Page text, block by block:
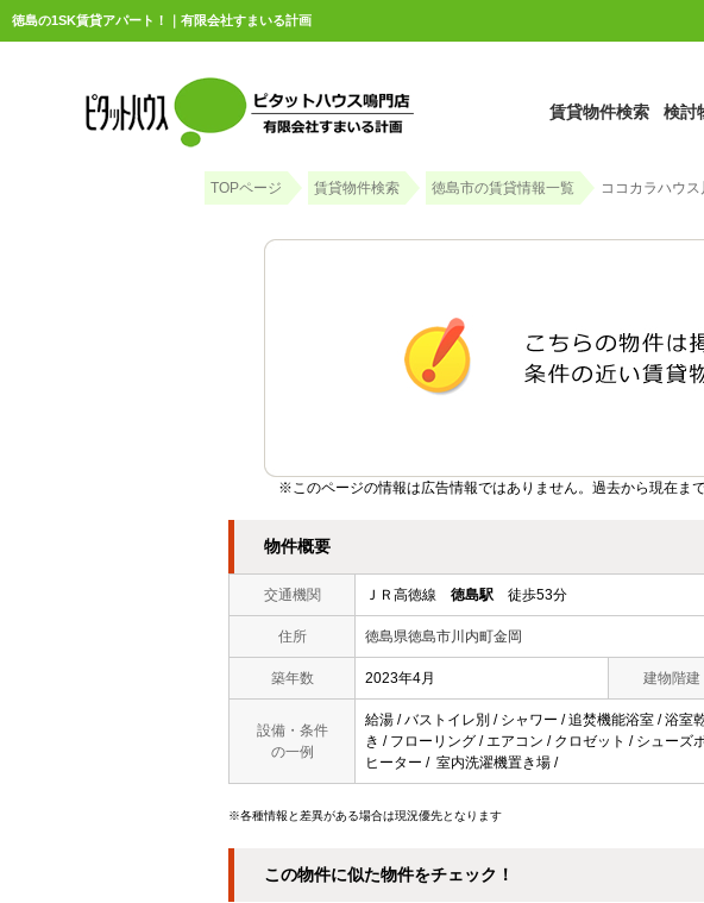
徳島の1SK賃貸アパート！｜有限会社すまいる計画
賃貸物件検索 検討
TOPページ 賃貸物件検索 徳島市の賃貸情報一覧 ココカラハウ
※このページの情報は広告情報ではありません。過去から現在ま
物件概要
交通機関 ＪＲ高徳線 徳島駅 徒歩53分
住所 徳島県徳島市川内町金岡
築年数 2023年4月 建物階建
設備・条件
の一例
給湯 / バストイレ別 / シャワー / 追焚機能浴室 / 浴室
き / フローリング / エアコン / クロゼット / シュー
ヒーター / 室内洗濯機置き場 /
※各種情報と差異がある場合は現況優先となります
この物件に似た物件をチェック！